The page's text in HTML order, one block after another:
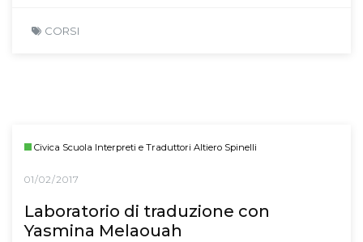
CORSI
Civica Scuola Interpreti e Traduttori Altiero Spinelli
01/02/2017
Laboratorio di traduzione con
Yasmina Melaouah